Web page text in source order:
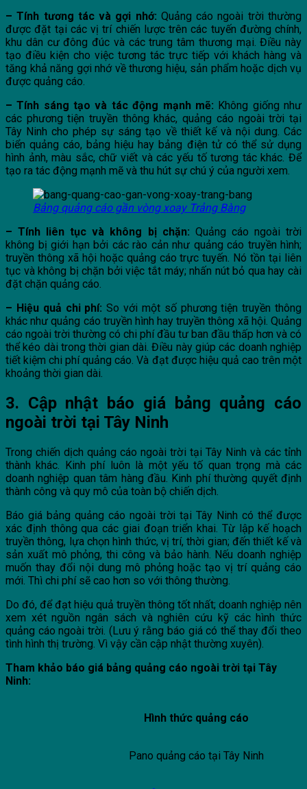
– Tính tương tác và gợi nhớ: Quảng cáo ngoài trời thường
được đặt tại các vị trí chiến lược trên các tuyến đường chính,
khu dân cư đông đúc và các trung tâm thương mại. Điều này
tạo điều kiện cho việc tương tác trực tiếp với khách hàng và
tăng khả năng gợi nhớ về thương hiệu, sản phẩm hoặc dịch vụ
được quảng cáo.
– Tính sáng tạo và tác động mạnh mẽ: Không giống như
các phương tiện truyền thông khác, quảng cáo ngoài trời tại
Tây Ninh cho phép sự sáng tạo về thiết kế và nội dung. Các
biển quảng cáo, bảng hiệu hay bảng điện tử có thể sử dụng
hình ảnh, màu sắc, chữ viết và các yếu tố tương tác khác. Để
tạo ra tác động mạnh mẽ và thu hút sự chú ý của người xem.
Bảng quảng cáo gần vòng xoay Trảng Bàng
– Tính liên tục và không bị chặn: Quảng cáo ngoài trời
không bị giới hạn bởi các rào cản như quảng cáo truyền hình;
truyền thông xã hội hoặc quảng cáo trực tuyến. Nó tồn tại liên
tục và không bị chặn bởi việc tắt máy; nhấn nút bỏ qua hay cài
đặt chặn quảng cáo.
– Hiệu quả chi phí: So với một số phương tiện truyền thông
khác như quảng cáo truyền hình hay truyền thông xã hội. Quảng
cáo ngoài trời thường có chi phí đầu tư ban đầu thấp hơn và có
thể kéo dài trong thời gian dài. Điều này giúp các doanh nghiệp
tiết kiệm chi phí quảng cáo. Và đạt được hiệu quả cao trên một
khoảng thời gian dài.
3. Cập nhật báo giá bảng quảng cáo
ngoài trời tại Tây Ninh
Trong chiến dịch quảng cáo ngoài trời tại Tây Ninh và các tỉnh
thành khác. Kinh phí luôn là một yếu tố quan trọng mà các
doanh nghiệp quan tâm hàng đầu. Kinh phí thường quyết định
thành công và quy mô của toàn bộ chiến dịch.
Báo giá bảng quảng cáo ngoài trời tại Tây Ninh có thể được
xác định thông qua các giai đoạn triển khai. Từ lập kế hoạch
truyền thông, lựa chọn hình thức, vị trí, thời gian; đến thiết kế và
sản xuất mô phỏng, thi công và bảo hành. Nếu doanh nghiệp
muốn thay đổi nội dung mô phỏng hoặc tạo vị trí quảng cáo
mới. Thì chi phí sẽ cao hơn so với thông thường.
Do đó, để đạt hiệu quả truyền thông tốt nhất; doanh nghiệp nên
xem xét nguồn ngân sách và nghiên cứu kỹ các hình thức
quảng cáo ngoài trời. (Lưu ý rằng báo giá có thể thay đổi theo
tình hình thị trường. Vì vậy cần cập nhật thường xuyên).
Tham khảo báo giá bảng quảng cáo ngoài trời tại Tây
Ninh:
Hình thức quảng cáo
Pano quảng cáo tại Tây Ninh